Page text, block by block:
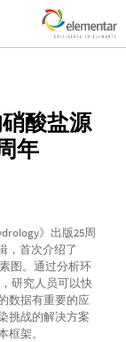
酸盐源
年
》出版25周
，首次介绍了
图。通过分析环
研究人员可以快
数据有重要的应
挑战的解决方案
架。